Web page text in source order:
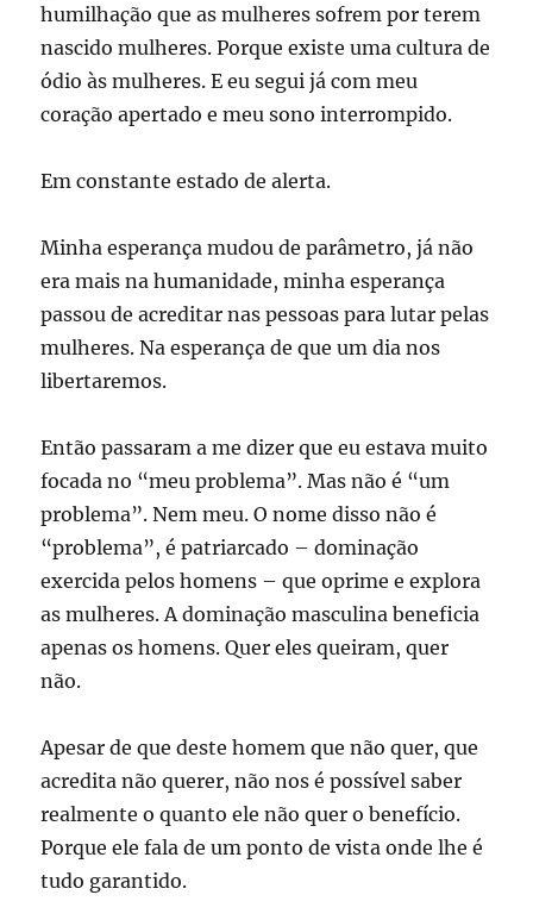
humilhação que as mulheres sofrem por terem
nascido mulheres. Porque existe uma cultura de
ódio às mulheres. E eu segui já com meu
coração apertado e meu sono interrompido.
Em constante estado de alerta.
Minha esperança mudou de parâmetro, já não
era mais na humanidade, minha esperança
passou de acreditar nas pessoas para lutar pelas
mulheres. Na esperança de que um dia nos
libertaremos.
Então passaram a me dizer que eu estava muito
focada no “meu problema”. Mas não é “um
problema”. Nem meu. O nome disso não é
“problema”, é patriarcado – dominação
exercida pelos homens – que oprime e explora
as mulheres. A dominação masculina beneficia
apenas os homens. Quer eles queiram, quer
não.
Apesar de que deste homem que não quer, que
acredita não querer, não nos é possível saber
realmente o quanto ele não quer o benefício.
Porque ele fala de um ponto de vista onde lhe é
tudo garantido.